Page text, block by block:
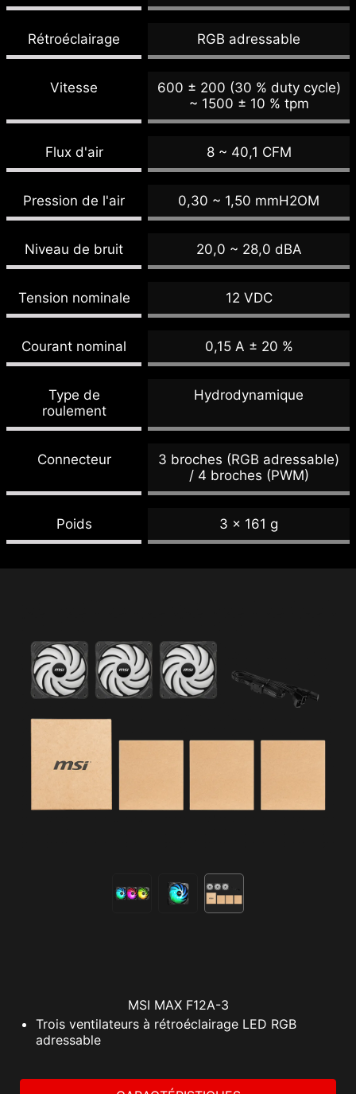
Rétroéclairage RGB adressable
Vitesse
600 ± 200 (30 % duty cycle)
~ 1500 ± 10 % tpm
Flux d'air 8 ~ 40,1 CFM
Pression de l'air 0,30 ~ 1,50 mmH2OM
Niveau de bruit 20,0 ~ 28,0 dBA
Tension nominale 12 VDC
Courant nominal 0,15 A ± 20 %
Type de
roulement
Hydrodynamique
Connecteur
3 broches (RGB adressable)
/ 4 broches (PWM)
Poids 3 x 161 g
MSI MAX F12A-3
Trois ventilateurs à rétroéclairage LED RGB
adressable